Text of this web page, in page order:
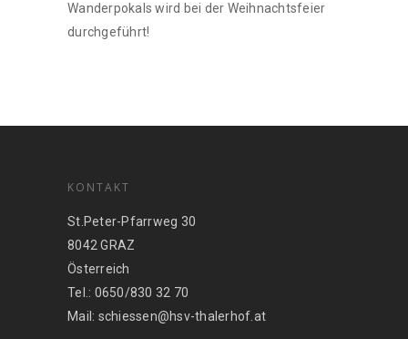
Wanderpokals wird bei der Weihnachtsfeier
durchgeführt!
KONTAKT
St.Peter-Pfarrweg 30
8042 GRAZ
Österreich
Tel.: 0650/830 32 70
Mail: schiessen@hsv-thalerhof.at